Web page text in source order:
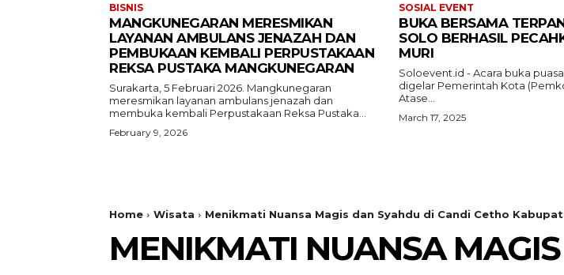
BISNIS
MANGKUNEGARAN MERESMIKAN
LAYANAN AMBULANS JENAZAH DAN
PEMBUKAAN KEMBALI PERPUSTAKAAN
REKSA PUSTAKA MANGKUNEGARAN
Surakarta, 5 Februari 2026. Mangkunegaran
meresmikan layanan ambulans jenazah dan
membuka kembali Perpustakaan Reksa Pustaka...
February 9, 2026
SOSIAL EVENT
BUKA BERSAMA
SOLO BERHASIL
MURI
Soloevent.id - Acara buka
digelar Pemerintah Kota
Atase...
March 17, 2025